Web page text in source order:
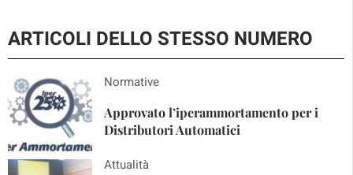
ARTICOLI DELLO STESSO NUMERO
Normative
Approvato l’iperammortamento per i
Distributori Automatici
Attualità